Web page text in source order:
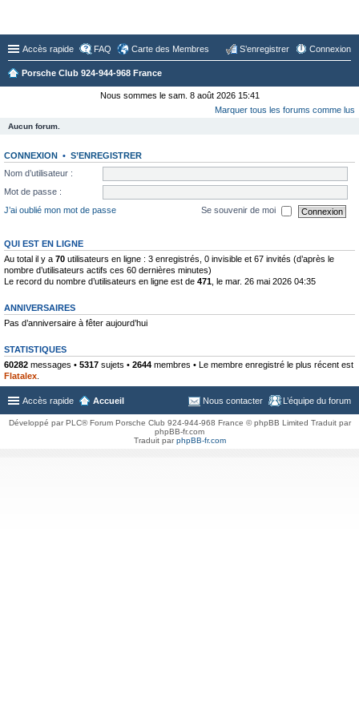
Accès rapide FAQ Carte des Membres Connexion
S’enregistrer
Porsche Club 924-944-968 France
Nous sommes le sam. 8 août 2026 15:41
Marquer tous les forums comme lus
Aucun forum.
CONNEXION • S’ENREGISTRER
Nom d’utilisateur :
Mot de passe :
J’ai oublié mon mot de passe
Se souvenir de moi
QUI EST EN LIGNE
Au total il y a 70 utilisateurs en ligne : 3 enregistrés, 0 invisible et 67 invités (d’après le
nombre d’utilisateurs actifs ces 60 dernières minutes)
Le record du nombre d’utilisateurs en ligne est de 471 , le mar. 26 mai 2026 04:35
ANNIVERSAIRES
Pas d’anniversaire à fêter aujourd’hui
STATISTIQUES
60282 messages • 5317 sujets • 2644 membres • Le membre enregistré le plus récent est
Flatalex
Accès rapide Accueil L’équipe du forum
Nous contacter
Développé par PLC® Forum Porsche Club 924-944-968 France © phpBB Limited Traduit par
phpBB-fr.com
Traduit parphpBB-fr.com